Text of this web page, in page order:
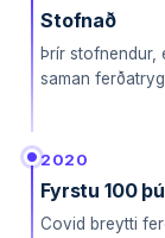
Stofnað
Þrír stofnendur,
saman
2020
Fyrstu 100
Covid breytti